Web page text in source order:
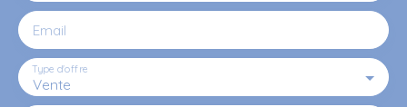
Email
Vente
Type d'offre